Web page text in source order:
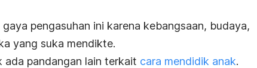
pengasuhan ini karena kebangsaan, budaya,
yang suka mendikte.
ada pandangan lain terkait cara mendidik anak.